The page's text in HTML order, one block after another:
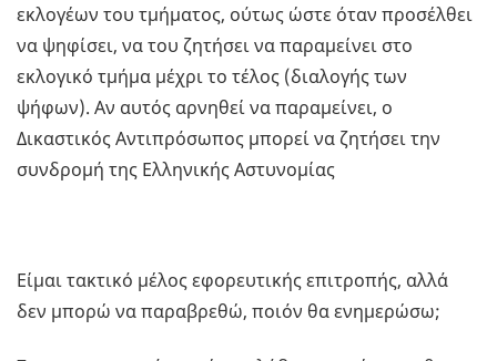
εκλογέων του τμήματος, ούτως ώστε όταν προσέλθει
να ψηφίσει, να του ζητήσει να παραμείνει στο
εκλογικό τμήμα μέχρι το τέλος (διαλογής των
ψήφων). Αν αυτός αρνηθεί να παραμείνει, ο
Δικαστικός Αντιπρόσωπος μπορεί να ζητήσει την
συνδρομή της Ελληνικής Αστυνομίας
Είμαι τακτικό μέλος εφορευτικής επιτροπής, αλλά
δεν μπορώ να παραβρεθώ, ποιόν θα ενημερώσω;